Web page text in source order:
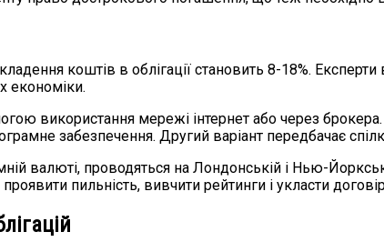
коштів в облігації становить 8-18%.
економіки.
використання мережі інтернет або через
забезпечення. Другий варіант передбачає
валюті, проводяться на Лондонській і Нью-
проявити пильність, вивчити рейтинги і укласти